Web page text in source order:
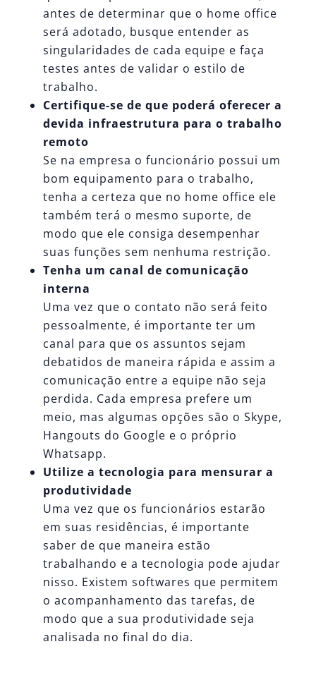
antes de determinar que o home office
será adotado, busque entender as
singularidades de cada equipe e faça
testes antes de validar o estilo de
trabalho.
Certifique-se de que poderá oferecer a
devida infraestrutura para o trabalho
remoto
Se na empresa o funcionário possui um
bom equipamento para o trabalho,
tenha a certeza que no home office ele
também terá o mesmo suporte, de
modo que ele consiga desempenhar
suas funções sem nenhuma restrição.
Tenha um canal de comunicação
interna
Uma vez que o contato não será feito
pessoalmente, é importante ter um
canal para que os assuntos sejam
debatidos de maneira rápida e assim a
comunicação entre a equipe não seja
perdida. Cada empresa prefere um
meio, mas algumas opções são o Skype,
Hangouts do Google e o próprio
Whatsapp.
Utilize a tecnologia para mensurar a
produtividade
Uma vez que os funcionários estarão
em suas residências, é importante
saber de que maneira estão
trabalhando e a tecnologia pode ajudar
nisso. Existem softwares que permitem
o acompanhamento das tarefas, de
modo que a sua produtividade seja
analisada no final do dia.